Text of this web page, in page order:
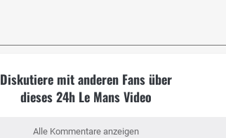
Diskutiere mit anderen Fans über
dieses 24h Le Mans Video
Alle Kommentare anzeigen